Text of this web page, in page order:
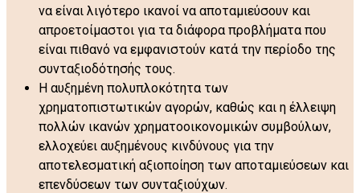
να είναι λιγότερο ικανοί να αποταμιεύσουν και
απροετοίμαστοι για τα διάφορα προβλήματα που
είναι πιθανό να εμφανιστούν κατά την περίοδο της
συνταξιοδότησής τους.
Η αυξημένη πολυπλοκότητα των
χρηματοπιστωτικών αγορών, καθώς και η έλλειψη
πολλών ικανών χρηματοοικονομικών συμβούλων,
ελλοχεύει αυξημένους κινδύνους για την
αποτελεσματική αξιοποίηση των αποταμιεύσεων και
επενδύσεων των συνταξιούχων.